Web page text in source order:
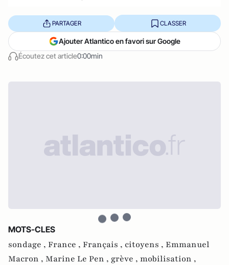
Écoutez cet article0:00min
PARTAGER CLASSER
Ajouter Atlantico en favori sur Google
MOTS-CLES
sondage , France , Français , citoyens , Emmanuel
Macron , Marine Le Pen , grève , mobilisation ,